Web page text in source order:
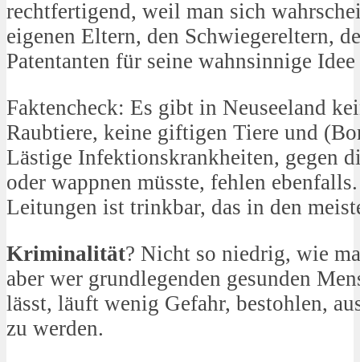
rechtfertigend, weil man sich
eigenen Eltern, den Schwiegereltern,
Patentanten für seine wahnsinnige
Faktencheck: Es gibt in Neuseeland
Raubtiere, keine giftigen Tiere und
Lästige Infektionskrankheiten, gegen
oder wappnen müsste, fehlen
Leitungen ist trinkbar, das in den
Kriminalität? Nicht so niedrig, wie
aber wer grundlegenden gesunden
lässt, läuft wenig Gefahr, bestohlen,
zu werden.